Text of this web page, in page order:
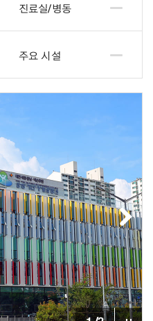
진료실/병동
주요 시설